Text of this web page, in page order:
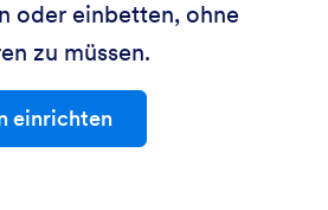
oder einbetten, ohne
zu müssen.
einrichten